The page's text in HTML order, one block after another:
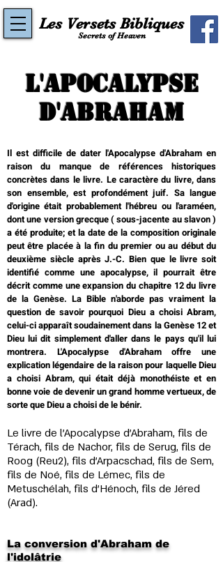
Les Versets Bibliques
Secrets of Heaven
L'APOCALYPSE
D'ABRAHAM
Il est difficile de dater l'Apocalypse d'Abraham en
raison du manque de références historiques
concrètes dans le livre. Le caractère du livre, dans
son ensemble, est profondément juif. Sa langue
d'origine était probablement l'hébreu ou l'araméen,
dont une version grecque ( sous-jacente au slavon )
a été produite; et la date de la composition originale
peut être placée à la fin du premier ou au début du
deuxième siècle après J.-C. Bien que le livre soit
identifié comme une apocalypse, il pourrait être
décrit comme une expansion du chapitre 12 du livre
de la Genèse. La Bible n'aborde pas vraiment la
question de savoir pourquoi Dieu a choisi Abram,
celui-ci apparaît soudainement dans la Genèse 12 et
Dieu lui dit simplement d'aller dans le pays qu'il lui
montrera. L'Apocalypse d'Abraham offre une
explication légendaire de la raison pour laquelle Dieu
a choisi Abram, qui était déjà monothéiste et en
bonne voie de devenir un grand homme vertueux, de
sorte que Dieu a choisi de le bénir.
Le livre de l'Apocalypse d'Abraham, fils de
Térach, fils de Nachor, fils de Serug, fils de
Roog (Reu2), fils d'Arpacschad, fils de Sem,
fils de Noé, fils de Lémec, fils de
Metuschélah, fils d'Hénoch, fils de Jéred
(Arad).
La conversion d'Abraham de
l'idolâtrie